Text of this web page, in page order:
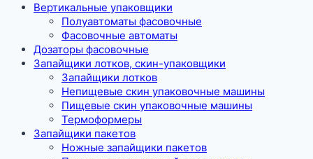
Вертикальные упаковщики
Полуавтоматы фасовочные
Фасовочные автоматы
Дозаторы фасовочные
Запайщики лотков, скин-упаковщики
Запайщики лотков
Непищевые скин упаковочные машины
Пищевые скин упаковочные машины
Термоформеры
Запайщики пакетов
Ножные запайщики пакетов